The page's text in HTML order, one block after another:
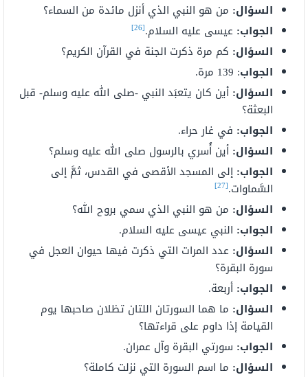
السؤال: من هو النبي الذي أنزل مائدة من السماء؟
الجواب: عيسى عليه السلام.[26]
السؤال: كم مرة ذكرت الجنة في القرآن الكريم؟
الجواب: 139 مرة.
السؤال: أين كان يتعبَد النبي -صلى الله عليه وسلم- قبل
البعثة؟
الجواب: في غار حراء.
السؤال: أين أُسري بالرسول صلى الله عليه وسلم؟
الجواب: إلى المسجد الأقصى في القدس، ثمَّ إلى
السَّماوات.[27]
السؤال: من هو النبي الذي سمي بروح الله؟
الجواب: النبي عيسى عليه السلام.
السؤال: عدد المرات التي ذكرت فيها حيوان العجل في
سورة البقرة؟
الجواب: أربعة.
السؤال: ما هما السورتان اللتان تظلان صاحبها يوم
القيامة إذا داوم على قراءتها؟
الجواب: سورتي البقرة وآل عمران.
السؤال: ما اسم السورة التي نزلت كاملة؟